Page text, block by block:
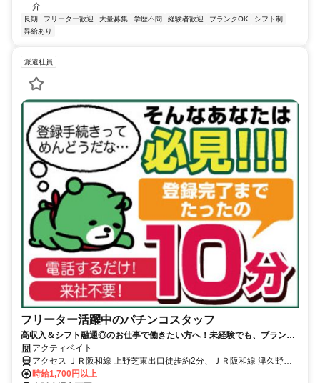
介...
長期 フリーター歓迎 大量募集 学歴不問 経験者歓迎 ブランクOK
シフト制
昇給あり
派遣社員
フリーター活躍中のパチンコスタッフ
高収入＆シフト融通◎のお仕事で働きたい方へ！未経験でも、ブランク
ありでも大歓迎♪
アクティベイト
アクセス ＪＲ阪和線 上野芝東出口徒歩約2分、ＪＲ阪和線 津久野東
口徒歩約18分、ＪＲ阪和線 百舌鳥東口徒歩約19分
時給1,700円以上